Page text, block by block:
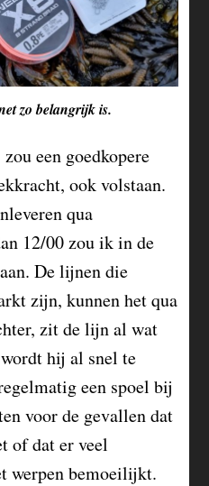
zo belangrijk is.
een goedkopere
ook volstaan.
qua
12/00 zou ik in de
De lijnen die
zijn, kunnen het qua
zit de lijn al wat
hij al snel te
een spoel bij
voor de gevallen dat
of dat er veel
werpen bemoeilijkt.